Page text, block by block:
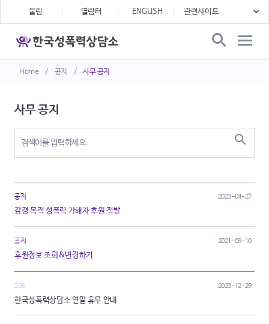
Home / 공지 / 사무 공지
울림 열림터 ENGLISH
사무 공지
공지
감경 목적 성폭력 가해자 후원 적발
2023-04-27
공지
후원정보 조회&변경하기
2021-09-10
208
한국성폭력상담소 연말 휴무 안내
2023-12-29